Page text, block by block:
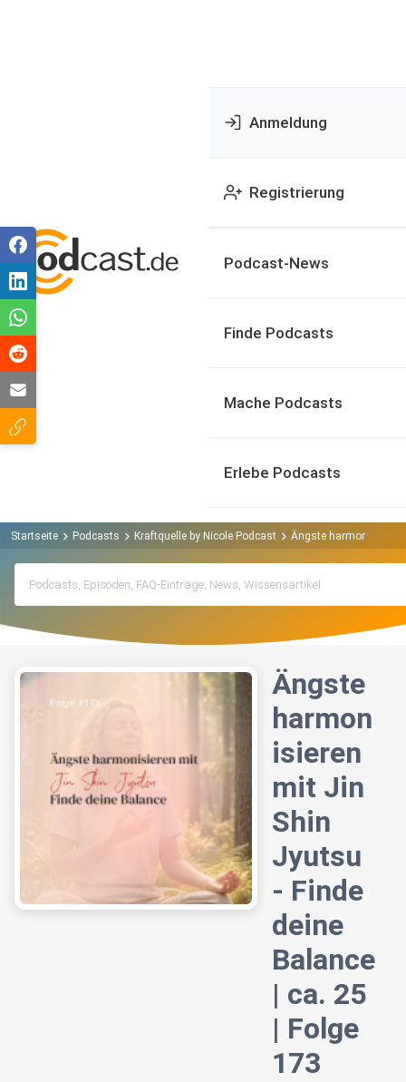
Anmeldung
Registrierung
Podcast-News
Finde Podcasts
Mache Podcasts
Erlebe Podcasts
Startseite Podcasts Kraftquelle by Nicole Podcast Ängste harmonisieren
Ängste
harmon
isieren
mit Jin
Shin
Jyutsu
- Finde
deine
Balance
| ca. 25
| Folge
173